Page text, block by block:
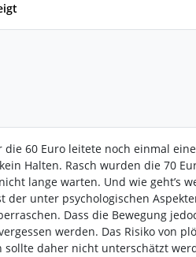
die 60 Euro leitete noch einmal
Halten. Rasch wurden die 70
lange warten. Und wie geht’s
der unter psychologischen
Dass die Bewegung
werden. Das Risiko von
sollte daher nicht unterschätzt